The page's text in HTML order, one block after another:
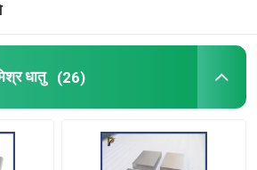
धातु (26)